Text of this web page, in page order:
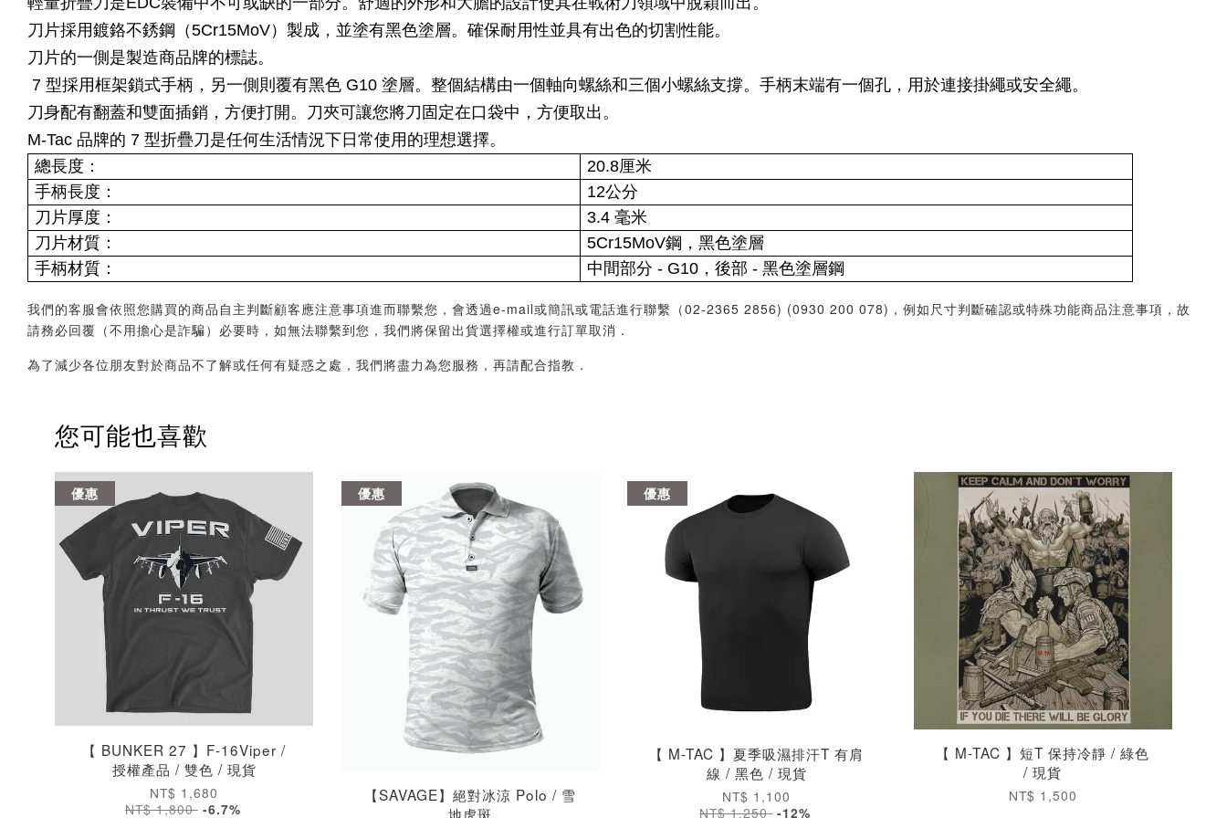
刀片採用鍍鉻不銹鋼（5Cr15MoV）製成，並塗有黑色塗層。確保耐用性並具有出色的切割性能。
刀片的一側是製造商品牌的標誌。
7 型採用框架鎖式手柄，另一側則覆有黑色 G10 塗層。整個結構由一個軸向螺絲和三個小螺絲支撐。手柄末端有一個孔，用於連接掛繩或安全繩。
刀身配有翻蓋和雙面插銷，方便打開。刀夾可讓您將刀固定在口袋中，方便取出。
M-Tac 品牌的 7 型折疊刀是任何生活情況下日常使用的理想選擇。
總長度：
20.8厘米
手柄長度：
12公分
刀片厚度：
3.4 毫米
刀片材質：
5Cr15MoV鋼，黑色塗層
手柄材質：
中間部分 - G10，後部 - 黑色塗層鋼
我們的客服會依照您購買的商品自主判斷顧客應注意事項進而聯繫您，會透過e-mail或簡訊或電話進行聯繫（02-2365 2856) (0930 200 078)，例如尺寸判斷確認或特殊功能商品注意事項，故
請務必回覆（不用擔心是詐騙）必要時，如無法聯繫到您，我們將保留出貨選擇權或進行訂單取消．
為了減少各位朋友對於商品不了解或任何有疑惑之處，我們將盡力為您服務，再請配合指教．
您可能也喜歡
優惠
【 BUNKER 27 】F-16Viper /
授權產品 / 雙色 / 現貨
NT$ 1,680
NT$ 1,800 -6.7%
優惠
【SAVAGE】絕對冰涼 Polo / 雪
地虎斑
優惠
【 M-TAC 】夏季吸濕排汗T 有肩
線 / 黑色 / 現貨
NT$ 1,100
NT$ 1,250 -12%
【 M-TAC 】短T 保持冷靜 / 綠色
/ 現貨
NT$ 1,500